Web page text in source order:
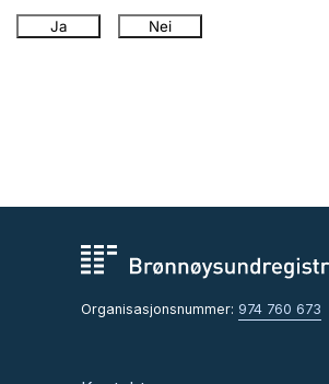
Ja Nei
Organisasjonsnummer: 974 760 673